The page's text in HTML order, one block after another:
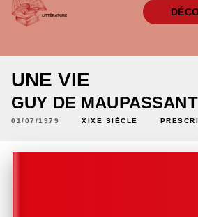
UNE VIE
GUY DE MAUPASSANT
01/07/1979 XIXE SIÈCLE